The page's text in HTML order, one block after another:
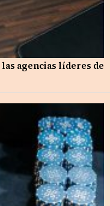
agencias líderes de